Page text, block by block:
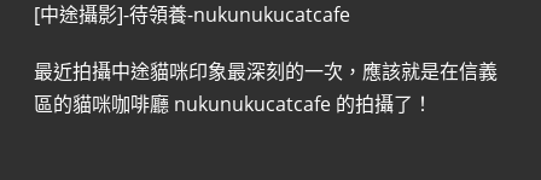
[中途攝影]-待領養-nukunukucatcafe
最近拍攝中途貓咪印象最深刻的一次，應該就是在信義
區的貓咪咖啡廳 nukunukucatcafe 的拍攝了！